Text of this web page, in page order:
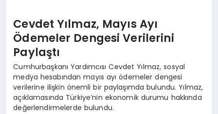
Cevdet Yılmaz, Mayıs Ayı
Ödemeler Dengesi Verilerini
Paylaştı
Cumhurbaşkanı Yardımcısı Cevdet Yılmaz, sosyal
medya hesabından mayıs ayı ödemeler dengesi
verilerine ilişkin önemli bir paylaşımda bulundu. Yılmaz,
açıklamasında Türkiye’nin ekonomik durumu hakkında
değerlendirmelerde bulundu.